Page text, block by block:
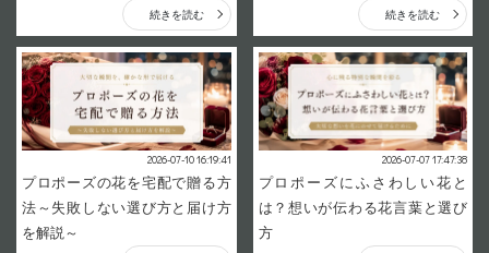
続きを読む 続きを読む
2026-07-10 16:19:41
プロポーズの花を宅配で贈る方
法～失敗しない選び方と届け方
を解説～
2026-07-07 17:47:38
プロポーズにふさわしい花と
は？想いが伝わる花言葉と選び
方